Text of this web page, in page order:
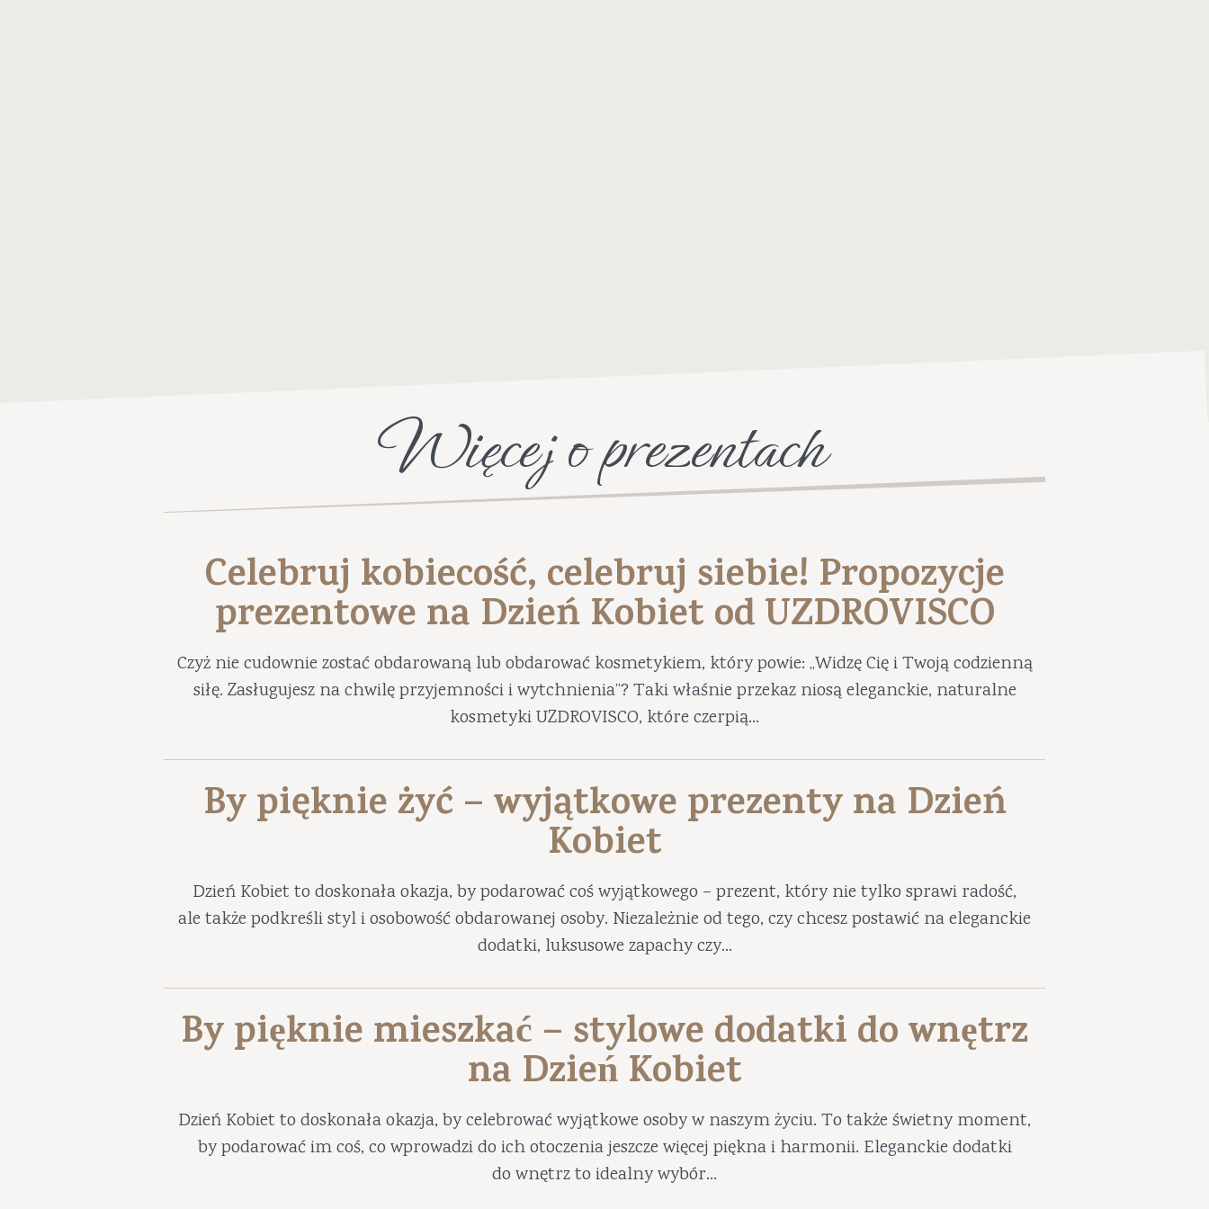
Więcej o prezentach
Celebruj kobiecość, celebruj siebie! Propozycje
prezentowe na Dzień Kobiet od UZDROVISCO
Czyż nie cudownie zostać obdarowaną lub obdarować kosmetykiem, który powie: „Widzę Cię i Twoją codzienną
siłę. Zasługujesz na chwilę przyjemności i wytchnienia”? Taki właśnie przekaz niosą eleganckie, naturalne
kosmetyki UZDROVISCO, które czerpią...
By pięknie żyć – wyjątkowe prezenty na Dzień
Kobiet
Dzień Kobiet to doskonała okazja, by podarować coś wyjątkowego – prezent, który nie tylko sprawi radość,
ale także podkreśli styl i osobowość obdarowanej osoby. Niezależnie od tego, czy chcesz postawić na eleganckie
dodatki, luksusowe zapachy czy...
By pięknie mieszkać – stylowe dodatki do wnętrz
na Dzień Kobiet
Dzień Kobiet to doskonała okazja, by celebrować wyjątkowe osoby w naszym życiu. To także świetny moment,
by podarować im coś, co wprowadzi do ich otoczenia jeszcze więcej piękna i harmonii. Eleganckie dodatki
do wnętrz to idealny wybór...